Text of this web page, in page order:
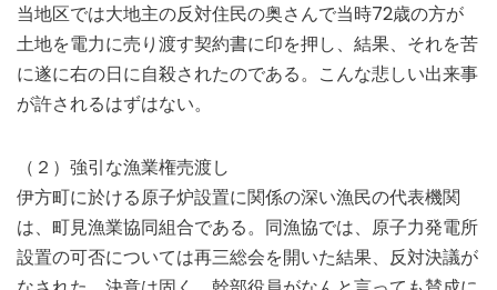
当地区では大地主の反対住民の奥さんで当時72歳の方が
土地を電力に売り渡す契約書に印を押し、結果、それを苦
に遂に右の日に自殺されたのである。こんな悲しい出来事
が許されるはずはない。
（２）強引な漁業権売渡し
伊方町に於ける原子炉設置に関係の深い漁民の代表機関
は、町見漁業協同組合である。同漁協では、原子力発電所
設置の可否については再三総会を開いた結果、反対決議が